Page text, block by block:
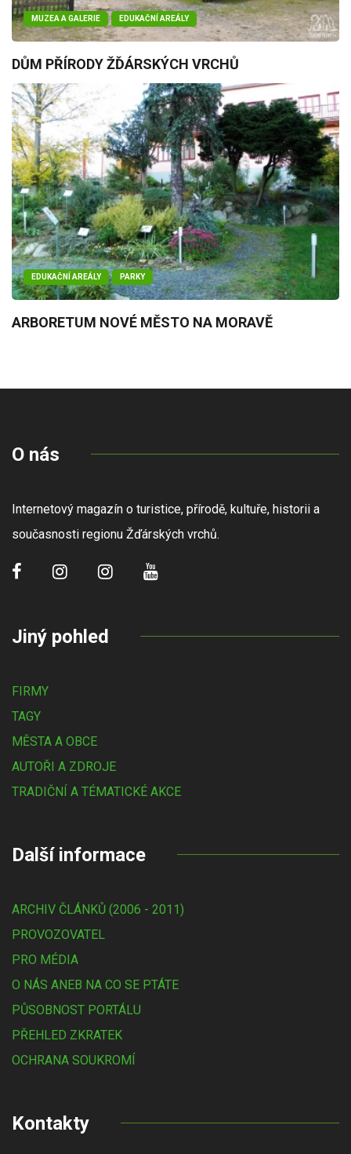
MUZEA A GALERIE EDUKAČNÍ AREÁLY
DŮM PŘÍRODY ŽĎÁRSKÝCH VRCHŮ
EDUKAČNÍ AREÁLY PARKY
ARBORETUM NOVÉ MĚSTO NA MORAVĚ
O nás
Internetový magazín o turistice, přírodě, kultuře, historii a
současnosti regionu Žďárských vrchů.
Jiný pohled
FIRMY
TAGY
MĚSTA A OBCE
AUTOŘI A ZDROJE
TRADIČNÍ A TÉMATICKÉ AKCE
Další informace
ARCHIV ČLÁNKŮ (2006 - 2011)
PROVOZOVATEL
PRO MÉDIA
O NÁS ANEB NA CO SE PTÁTE
PŮSOBNOST PORTÁLU
PŘEHLED ZKRATEK
OCHRANA SOUKROMÍ
Kontakty